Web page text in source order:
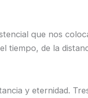
que nos
tiempo, de la
y eternidad.